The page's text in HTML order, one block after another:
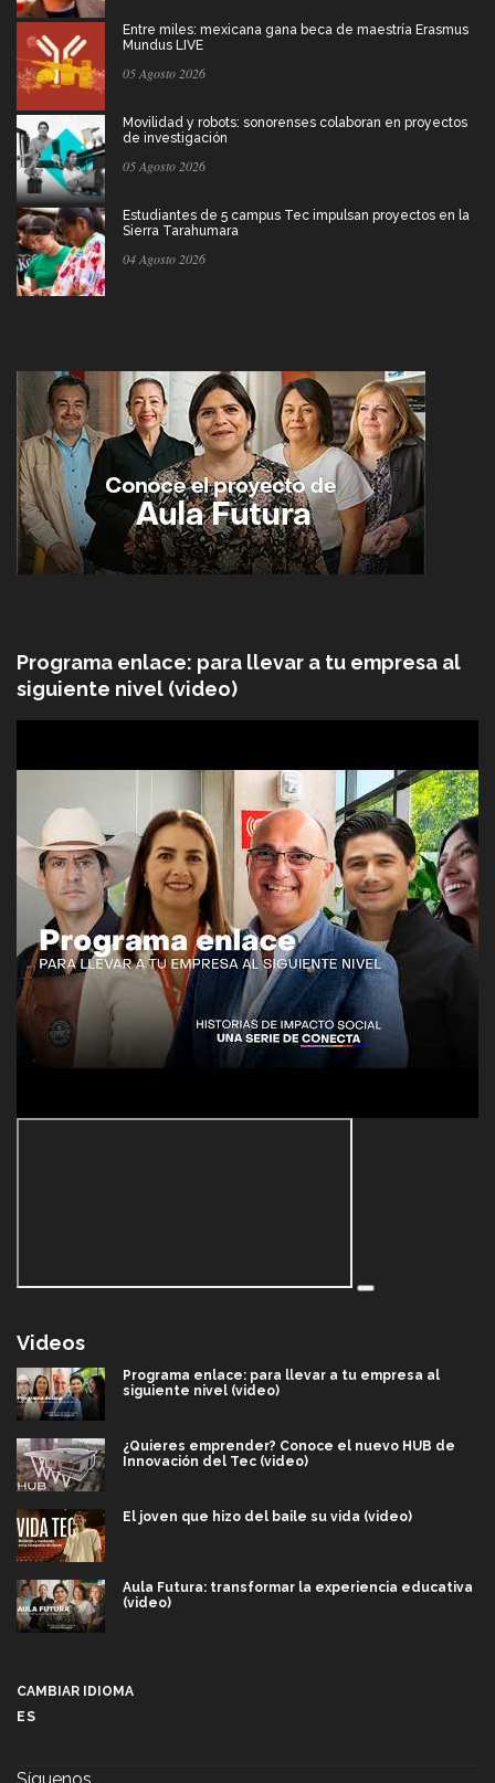
Entre miles: mexicana gana beca de maestría Erasmus
Mundus LIVE
05 Agosto 2026
Movilidad y robots: sonorenses colaboran en proyectos
de investigación
05 Agosto 2026
Estudiantes de 5 campus Tec impulsan proyectos en la
Sierra Tarahumara
04 Agosto 2026
Programa enlace: para llevar a tu empresa al
siguiente nivel (video)
Videos
Programa enlace: para llevar a tu empresa al
siguiente nivel (video)
¿Quieres emprender? Conoce el nuevo HUB de
Innovación del Tec (video)
El joven que hizo del baile su vida (video)
Aula Futura: transformar la experiencia educativa
(video)
CAMBIAR IDIOMA
ES